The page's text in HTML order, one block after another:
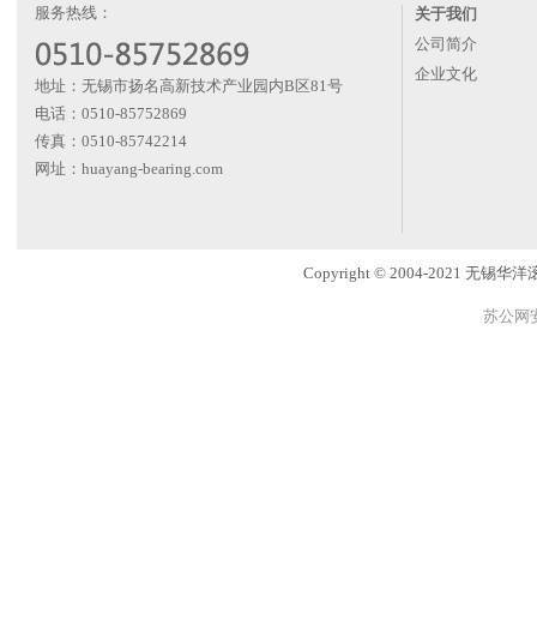
服务热线：
地址：无锡市扬名高新技术产业园内B区81号
电话：0510-85752869
传真：0510-85742214
网址：huayang-bearing.com
关于我们
公司简介
企业文化
Copyright © 2004-2021 无锡华洋
苏公网